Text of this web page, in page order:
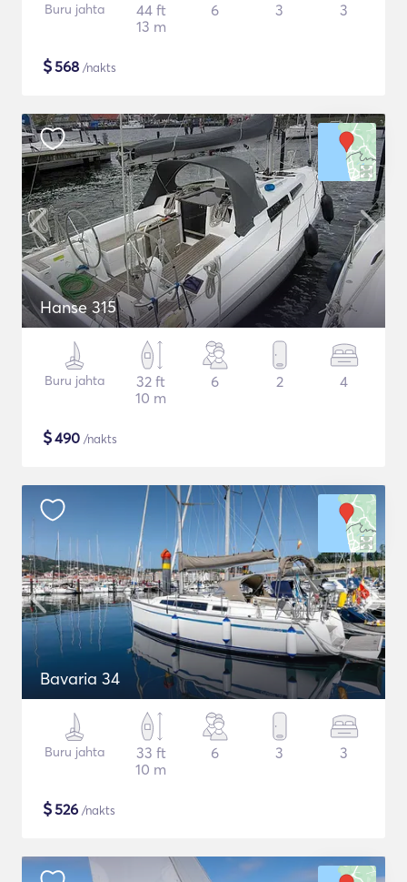
Buru jahta
44 ft
13 m
6 3 3
$568 /nakts
Hanse 315
Buru jahta
32 ft
10 m
6 2 4
$490 /nakts
Bavaria 34
Buru jahta
33 ft
10 m
6 3 3
$526 /nakts